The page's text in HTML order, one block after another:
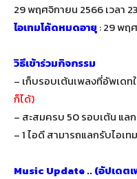
29 พฤศจิกายน 2566 เวลา
ไอเทมโค้ดหมดอายุ: 29 พฤ
วิธีเข้าร่วมกิจกรรม
– เก็บรอบเต้นเพลงที่อัพเดท
ก็ได้)
– สะสมครบ 50 รอบเต้น แล
– 1 ไอดี สามารถแลกรับไอเ
Music Update .. (อัปเดต